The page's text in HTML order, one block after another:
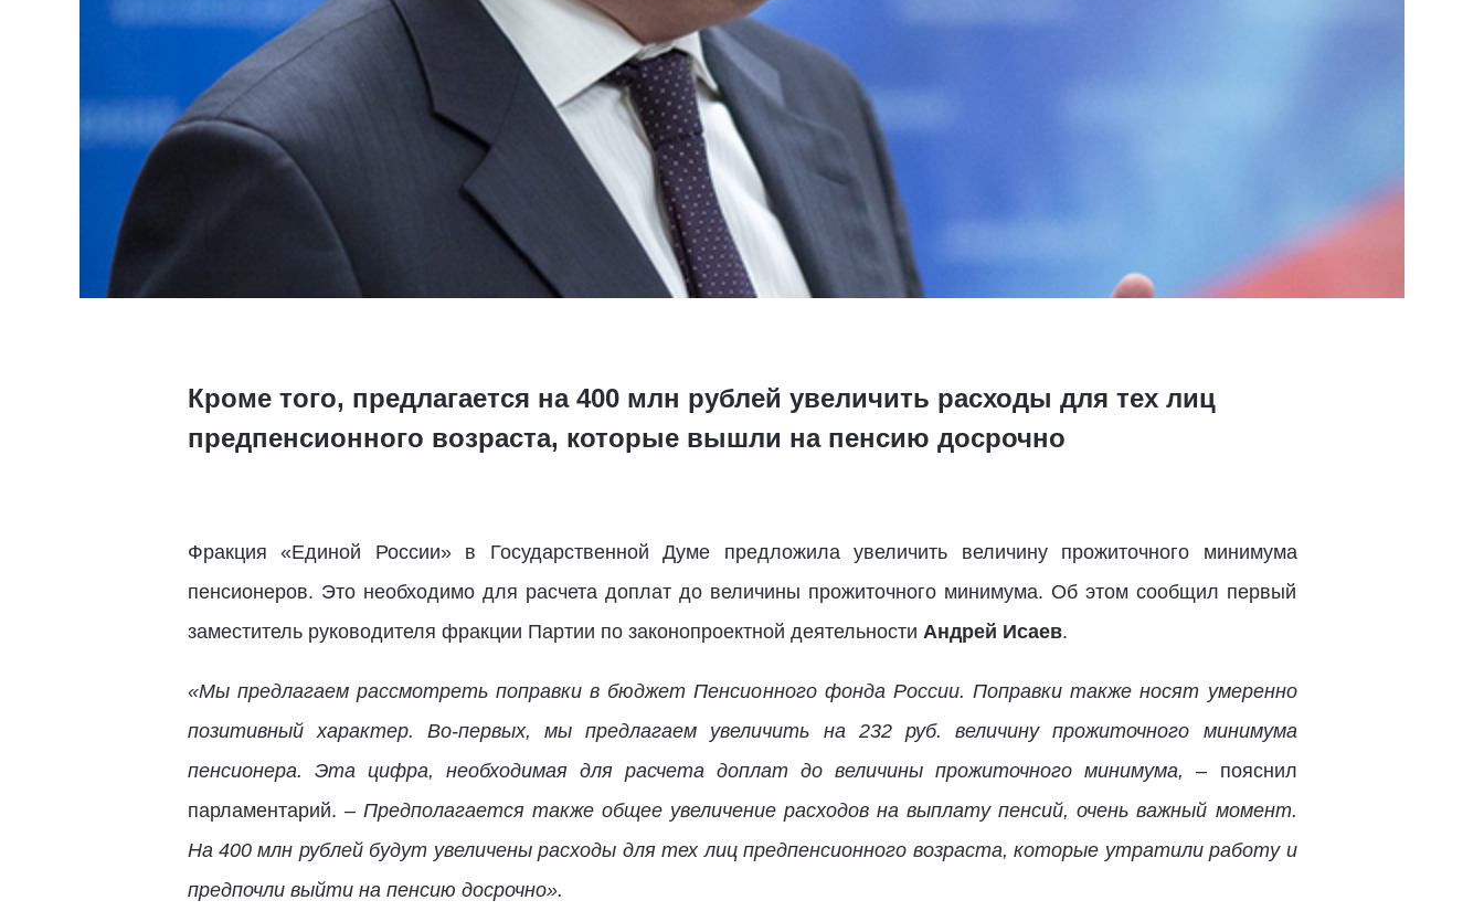
Кроме того, предлагается на 400 млн рублей увеличить расходы для тех лиц
предпенсионного возраста, которые вышли на пенсию досрочно
Фракция «Единой России» в Государственной Думе предложила увеличить величину прожиточного минимума
пенсионеров. Это необходимо для расчета доплат до величины прожиточного минимума. Об этом сообщил первый
заместитель руководителя фракции Партии по законопроектной деятельности Андрей Исаев.
«Мы предлагаем рассмотреть поправки в бюджет Пенсионного фонда России. Поправки также носят умеренно
позитивный характер. Во-первых, мы предлагаем увеличить на 232 руб. величину прожиточного минимума
пенсионера. Эта цифра, необходимая для расчета доплат до величины прожиточного минимума,– пояснил
парламентарий. – Предполагается также общее увеличение расходов на выплату пенсий, очень важный момент.
На 400 млн рублей будут увеличены расходы для тех лиц предпенсионного возраста, которые утратили работу и
предпочли выйти на пенсию досрочно».